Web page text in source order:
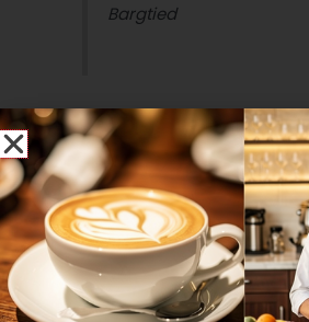
Bargtied
Welche unterschiedlichen Bereiche
Svenja Hansen:Wir haben1.300
und bis zu sieben Meter
Herausforderung und Chance
folgt der Idee, diesen Raum zu
unterschiedliche Bedürfnisse
ohne dem Raum die Größe zu